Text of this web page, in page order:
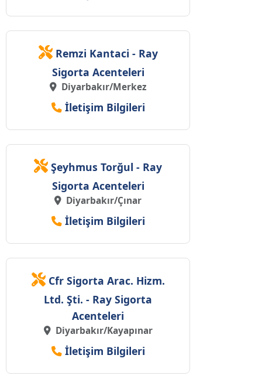
Remzi Kantaci - Ray
Sigorta Acenteleri
Diyarbakır/Merkez
İletişim Bilgileri
Şeyhmus Torğul - Ray
Sigorta Acenteleri
Diyarbakır/Çınar
İletişim Bilgileri
Cfr Sigorta Arac. Hizm.
Ltd. Şti. - Ray Sigorta
Acenteleri
Diyarbakır/Kayapınar
İletişim Bilgileri